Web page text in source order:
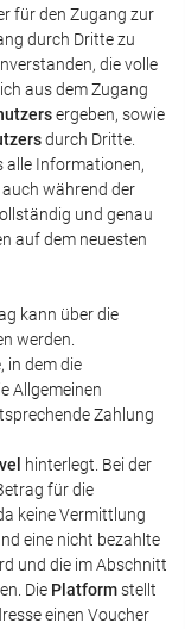
für den Zugang zur
durch Dritte zu
die volle
aus dem Zugang
ergeben, sowie
durch Dritte.
alle Informationen,
während der
und genau
auf dem neuesten
kann über die
werden.
in dem die
Allgemeinen
Zahlung
hinterlegt. Bei der
für die
keine Vermittlung
eine nicht bezahlte
und die im Abschnitt
Die Platformstellt
einen Voucher